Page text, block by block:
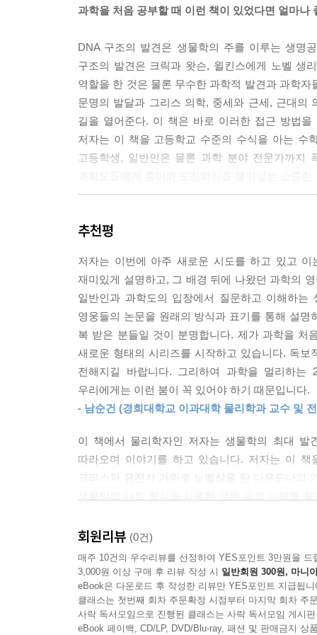
Experiments in Plant Hybridization _ 멘델 논문 영
Molecular Structure of Nucleic Acids _ 왓슨과 크릭
위대한 논문과의 만남을 마무리하며
이 책을 위해 참고한 논문들
노벨 생리의학상 수상자들을 소개합니다
노벨 물리학상 수상자들을 소개합니다
노벨 화학상 수상자들을 소개합니다
과학을 처음 공부할 때 이런 책이 있었다면 얼마나
DNA 구조의 발견은 생물학의 주를 이루는 생명
구조의 발견은 크릭과 왓슨, 윌킨스에게 노벨 생
역할을 한 것은 물론 무수한 과학적 발견과 과학
문명의 발달과 그리스 의학, 중세와 근세, 근대의
길을 열어준다. 이 책은 바로 이러한 접근 방법
저자는 이 책을 고등학교 수준의 수식을 아는 수
고등학생, 일반인은 물론 과학 분야 전문가까지
그러나 이론의 탄생이 있기까지 과학자들이 얼
암기해야 할 학문으로 끝나지는 않을 것이다. 노
논문으로 과학이론의 기초부터 탄생까지 과학
과학계의 핫 이슈였다. 이에 많은 과학자가 이 문
크릭, 폴링 등의 유명한 과학자들도 예외는 아
이중나선 구조라는 것을 정확하게 보여준다는
친절하고 흥미진진한 DNA 구조의 발견에 얽힌 과
과학의 역사와 배경지식을 대화체로 재미있게 쌓
이 책은 2020년 유전자 가위에 관한 연구로 노벨
과학에 흥미를 느끼게 되는 계기, 연구 과정에
설명해나간다. 과학자들의 생애를 훑는 과정에
돕는다. 정 교수와 생물양의 대화로 친근하게 읽
시리즈로 만나보는 과학의 즐거움
추천평
저자는 이번에 아주 새로운 시도를 하고 있고
재미있게 설명하고, 그 배경 뒤에 나왔던 과학의
일반인과 과학도의 입장에서 질문하고 이해하
영웅들의 논문을 원래의 방식과 표기를 통해 설
복 받은 분들일 것이 분명합니다. 제가 과학을 처
새로운 형태의 시리즈를 시작하고 있습니다. 독
전해지길 바랍니다. 그리하여 과학을 멀리하는
우리에게는 이런 붐이 꼭 있어야 하기 때문입니다.
- 남순건 (경희대학교 이과대학 물리학과 교수 및
이 책에서 물리학자인 저자는 생물학의 최대
따라오며 이야기를 하고 있습니다. 저자는 이
크리스퍼 유전자 가위로 노벨상을 탄 다우드나
있다고 생각하는 사람이기에 이 책은 정말 재미
있는 독자들에게 즐거움을 줄 수 있을 거라 기대되
- 박성은 (서울과학교사모임, 세종과학고 생명과학
회원리뷰 (0건)
매주 10건의 우수리뷰를 선정하여 YES포인트 3만원을 드
3,000원 이상 구매 후 리뷰 작성 시 일반회원 300원, 마니
eBook은 다운로드 후 작성한 리뷰만 YES포인트 지급됩니
클래스는 첫번째 회차 주문확정 시점부터 마지막 회차 주
사락 독서모임으로 진행된 클래스는 사락 독서모임 게시
eBook 페이백, CD/LP, DVD/Blu-ray, 패션 및 판매금지 상